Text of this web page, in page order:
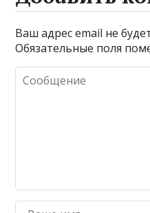
Ваш адрес email не
Обязательные поля